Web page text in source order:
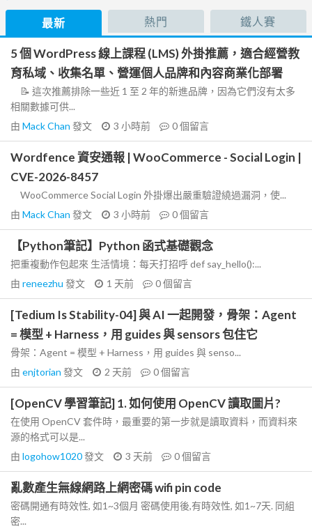
最新 熱門 鐵人賽
5 個 WordPress 線上課程 (LMS) 外掛推薦，適合經營教
育私域、收集名單、營運個人品牌和內容商業化部署
📝 這次推薦排除一些近 1 至 2 年的新進品牌，因為它們沒有太多
相關數據可供...
由 Mack Chan 發文 3 小時前 0個留言
Wordfence 資安通報 | WooCommerce - Social Login |
CVE-2026-8457
WooCommerce Social Login 外掛爆出嚴重驗證繞過漏洞，使...
由 Mack Chan 發文 3 小時前 0個留言
【Python筆記】Python 函式基礎觀念
把重複動作包起來 生活情境：每天打招呼 def say_hello():...
由 reneezhu 發文 1 天前 0個留言
[Tedium Is Stability-04] 與 AI 一起開發，骨架：Agent
= 模型 + Harness，用 guides 與 sensors 包住它
骨架：Agent = 模型 + Harness，用 guides 與 senso...
由 enjtorian 發文 2 天前 0個留言
[OpenCV 學習筆記] 1. 如何使用 OpenCV 讀取圖片?
在使用 OpenCV 套件時，最重要的第一步就是讀取資料，而資料來
源的格式可以是...
由 logohow1020發文 3 天前 0個留言
亂數產生無線網路上網密碼 wifi pin code
密碼開通有時效性, 如1~3個月 密碼使用後,有時效性, 如1~7天. 同組
密...